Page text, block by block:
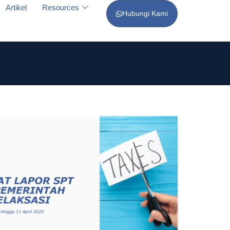
Artikel Resources
Hubungi Kami